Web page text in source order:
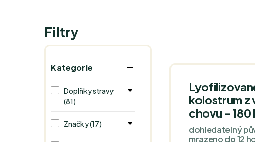
Filtry
Kategorie
Doplňky stravy
(81)
Značky (17)
kolostrum z
chovu - 180
dohledatelný
mrazeno do 12